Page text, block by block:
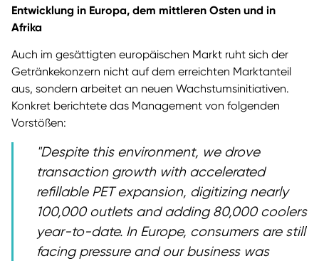
Entwicklung in Europa, dem mittleren Osten und in
Afrika
Auch im gesättigten europäischen Markt ruht sich der
Getränkekonzern nicht auf dem erreichten Marktanteil
aus, sondern arbeitet an neuen Wachstumsinitiativen.
Konkret berichtete das Management von folgenden
Vorstößen:
Despite this environment, we drove
transaction growth with accelerated
refillable PET expansion, digitizing nearly
100,000 outlets and adding 80,000 coolers
year-to-date. In Europe, consumers are still
facing pressure and our business was